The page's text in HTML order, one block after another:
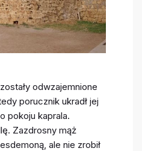
odwzajemnione
porucznik ukradł jej
pokoju kaprala.
Zazdrosny mąż
ale nie zrobił